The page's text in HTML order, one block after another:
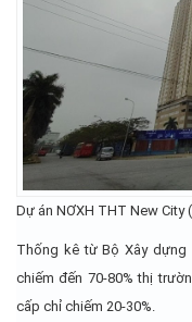
Dự án NƠXH THT New City
Thống kê từ Bộ Xây dựng
chiếm đến 70-80% thị
cấp chỉ chiếm 20-30%.